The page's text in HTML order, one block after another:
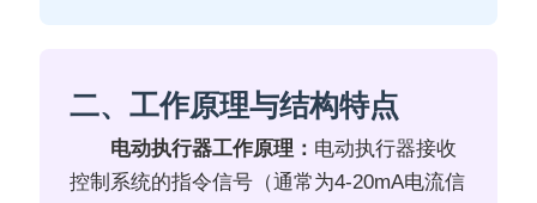
二、工作原理与结构特点
电动执行器工作原理： 电动执行器接收
控制系统的指令信号（通常为4-20mA电流信